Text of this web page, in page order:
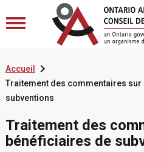
Accueil 
Traitement des commentaires
subventions
Traitement des
bénéficiaires de